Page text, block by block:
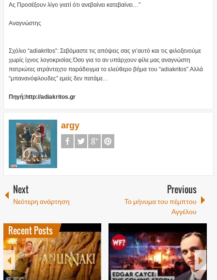
Ας Προσέξουν λίγο γιατί ότι ανεβαίνει κατεβαίνει…”
Αναγνώστης
Σχόλιο “adiakritos”: Σεβόμαστε τις απόψεις σας γι’αυτό και τις φιλοξενούμε
χωρίς ίχνος λογοκρισίας.Όσο για το αν υπάρχουν φίλε μας αναγνώστη
πατριώτες ατράνταχτο παράδειγμα το ελεύθερο βήμα του “adiakritos”.Αλλά
“μπανανόφλουδες” εμείς δεν πατάμε…
Πηγή:http://adiakritos.gr
argy
Next
Νεότερη ανάρτηση
Previous
Το μήνυμα του πέμπτου
Αγγέλου
Recent Posts